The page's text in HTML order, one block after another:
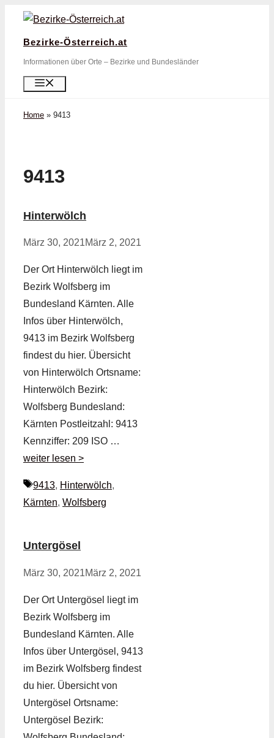
Zum
springen
Bezirke-Österreich.at
Informationen über Orte – Bezirke und Bundesländer
Home » 9413
9413
Hinterwölch
März 30, 2021März 2, 2021
Der Ort Hinterwölch liegt im
Bezirk Wolfsberg im
Bundesland Kärnten. Alle
Infos über Hinterwölch,
9413 im Bezirk Wolfsberg
findest du hier. Übersicht
von Hinterwölch Ortsname:
Hinterwölch Bezirk:
Wolfsberg Bundesland:
Kärnten Postleitzahl: 9413
Kennziffer: 209 ISO …
weiter lesen >
Schlagwörter
9413, Hinterwölch,
Kärnten, Wolfsberg
Untergösel
März 30, 2021März 2, 2021
Der Ort Untergösel liegt im
Bezirk Wolfsberg im
Bundesland Kärnten. Alle
Infos über Untergösel, 9413
im Bezirk Wolfsberg findest
du hier. Übersicht von
Untergösel Ortsname:
Untergösel Bezirk: